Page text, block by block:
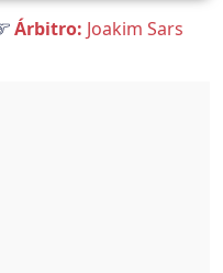
Árbitro: Joakim Sars